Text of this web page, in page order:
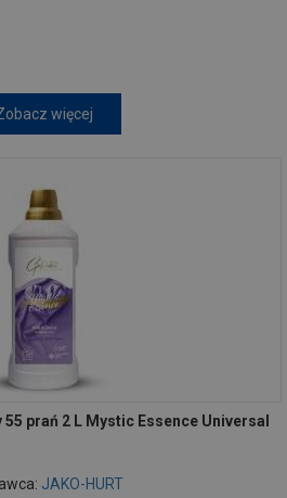
więcej
prań 2 L Mystic Essence Universal
JAKO-HURT